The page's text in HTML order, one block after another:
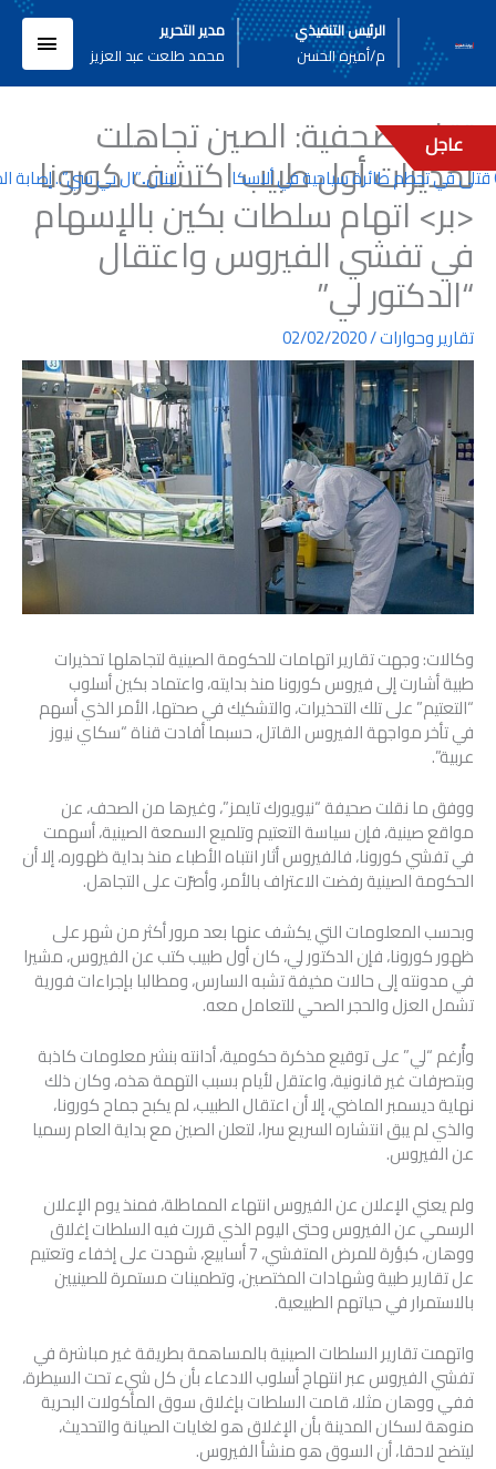
المحتوى
الرئيس التنفيذي
م/أميره الحسن
مدير التحرير
محمد طلعت عبد العزيز
عاجل
لبنان..”ال بي سي”.. إصابة
تقارير صحفية: الصين تجاهلت
تحذيرات أول طبيب اكتشف كورونا
<بر> اتهام سلطات بكين بالإسهام
في تفشي الفيروس واعتقال
“الدكتور لي”
تقارير وحوارات/
02/02/2020
وكالات: وجهت تقارير اتهامات للحكومة الصينية لتجاهلها تحذيرات
طبية أشارت إلى فيروس كورونا منذ بدايته، واعتماد بكين أسلوب
“التعتيم” على تلك التحذيرات، والتشكيك في صحتها، الأمر الذي أسهم
في تأخر مواجهة الفيروس القاتل، حسبما أفادت قناة “سكاي نيوز
عربية”.
ووفق ما نقلت صحيفة “نيويورك تايمز”، وغيرها من الصحف، عن
مواقع صينية، فإن سياسة التعتيم وتلميع السمعة الصينية، أسهمت
في تفشي كورونا، فالفيروس أثار انتباه الأطباء منذ بداية ظهوره، إلا أن
الحكومة الصينية رفضت الاعتراف بالأمر، وأصرّت على التجاهل.
وبحسب المعلومات التي يكشف عنها بعد مرور أكثر من شهر على
ظهور كورونا، فإن الدكتور لي، كان أول طبيب كتب عن الفيروس، مشيرا
في مدونته إلى حالات مخيفة تشبه السارس، ومطالبا بإجراءات فورية
تشمل العزل والحجر الصحي للتعامل معه.
وأُرغم “لي” على توقيع مذكرة حكومية، أدانته بنشر معلومات كاذبة
وبتصرفات غير قانونية، واعتقل لأيام بسبب التهمة هذه، وكان ذلك
نهاية ديسمبر الماضي، إلا أن اعتقال الطبيب، لم يكبح جماح كورونا،
والذي لم يبق انتشاره السريع سرا، لتعلن الصين مع بداية العام رسميا
عن الفيروس.
ولم يعني الإعلان عن الفيروس انتهاء المماطلة، فمنذ يوم الإعلان
الرسمي عن الفيروس وحتى اليوم الذي قررت فيه السلطات إغلاق
ووهان، كبؤرة للمرض المتفشي، 7 أسابيع، شهدت على إخفاء وتعتيم
عل تقارير طبية وشهادات المختصين، وتطمينات مستمرة للصينيين
بالاستمرار في حياتهم الطبيعية.
واتهمت تقارير السلطات الصينية بالمساهمة بطريقة غير مباشرة في
تفشي الفيروس عبر انتهاج أسلوب الادعاء بأن كل شيء تحت السيطرة،
ففي ووهان مثلا، قامت السلطات بإغلاق سوق المأكولات البحرية
منوهة لسكان المدينة بأن الإغلاق هو لغايات الصيانة والتحديث،
ليتضح لاحقا، أن السوق هو منشأ الفيروس.